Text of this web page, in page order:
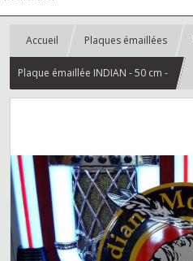
Accueil Plaques émaillées
Plaque émaillée INDIAN - 50 cm -